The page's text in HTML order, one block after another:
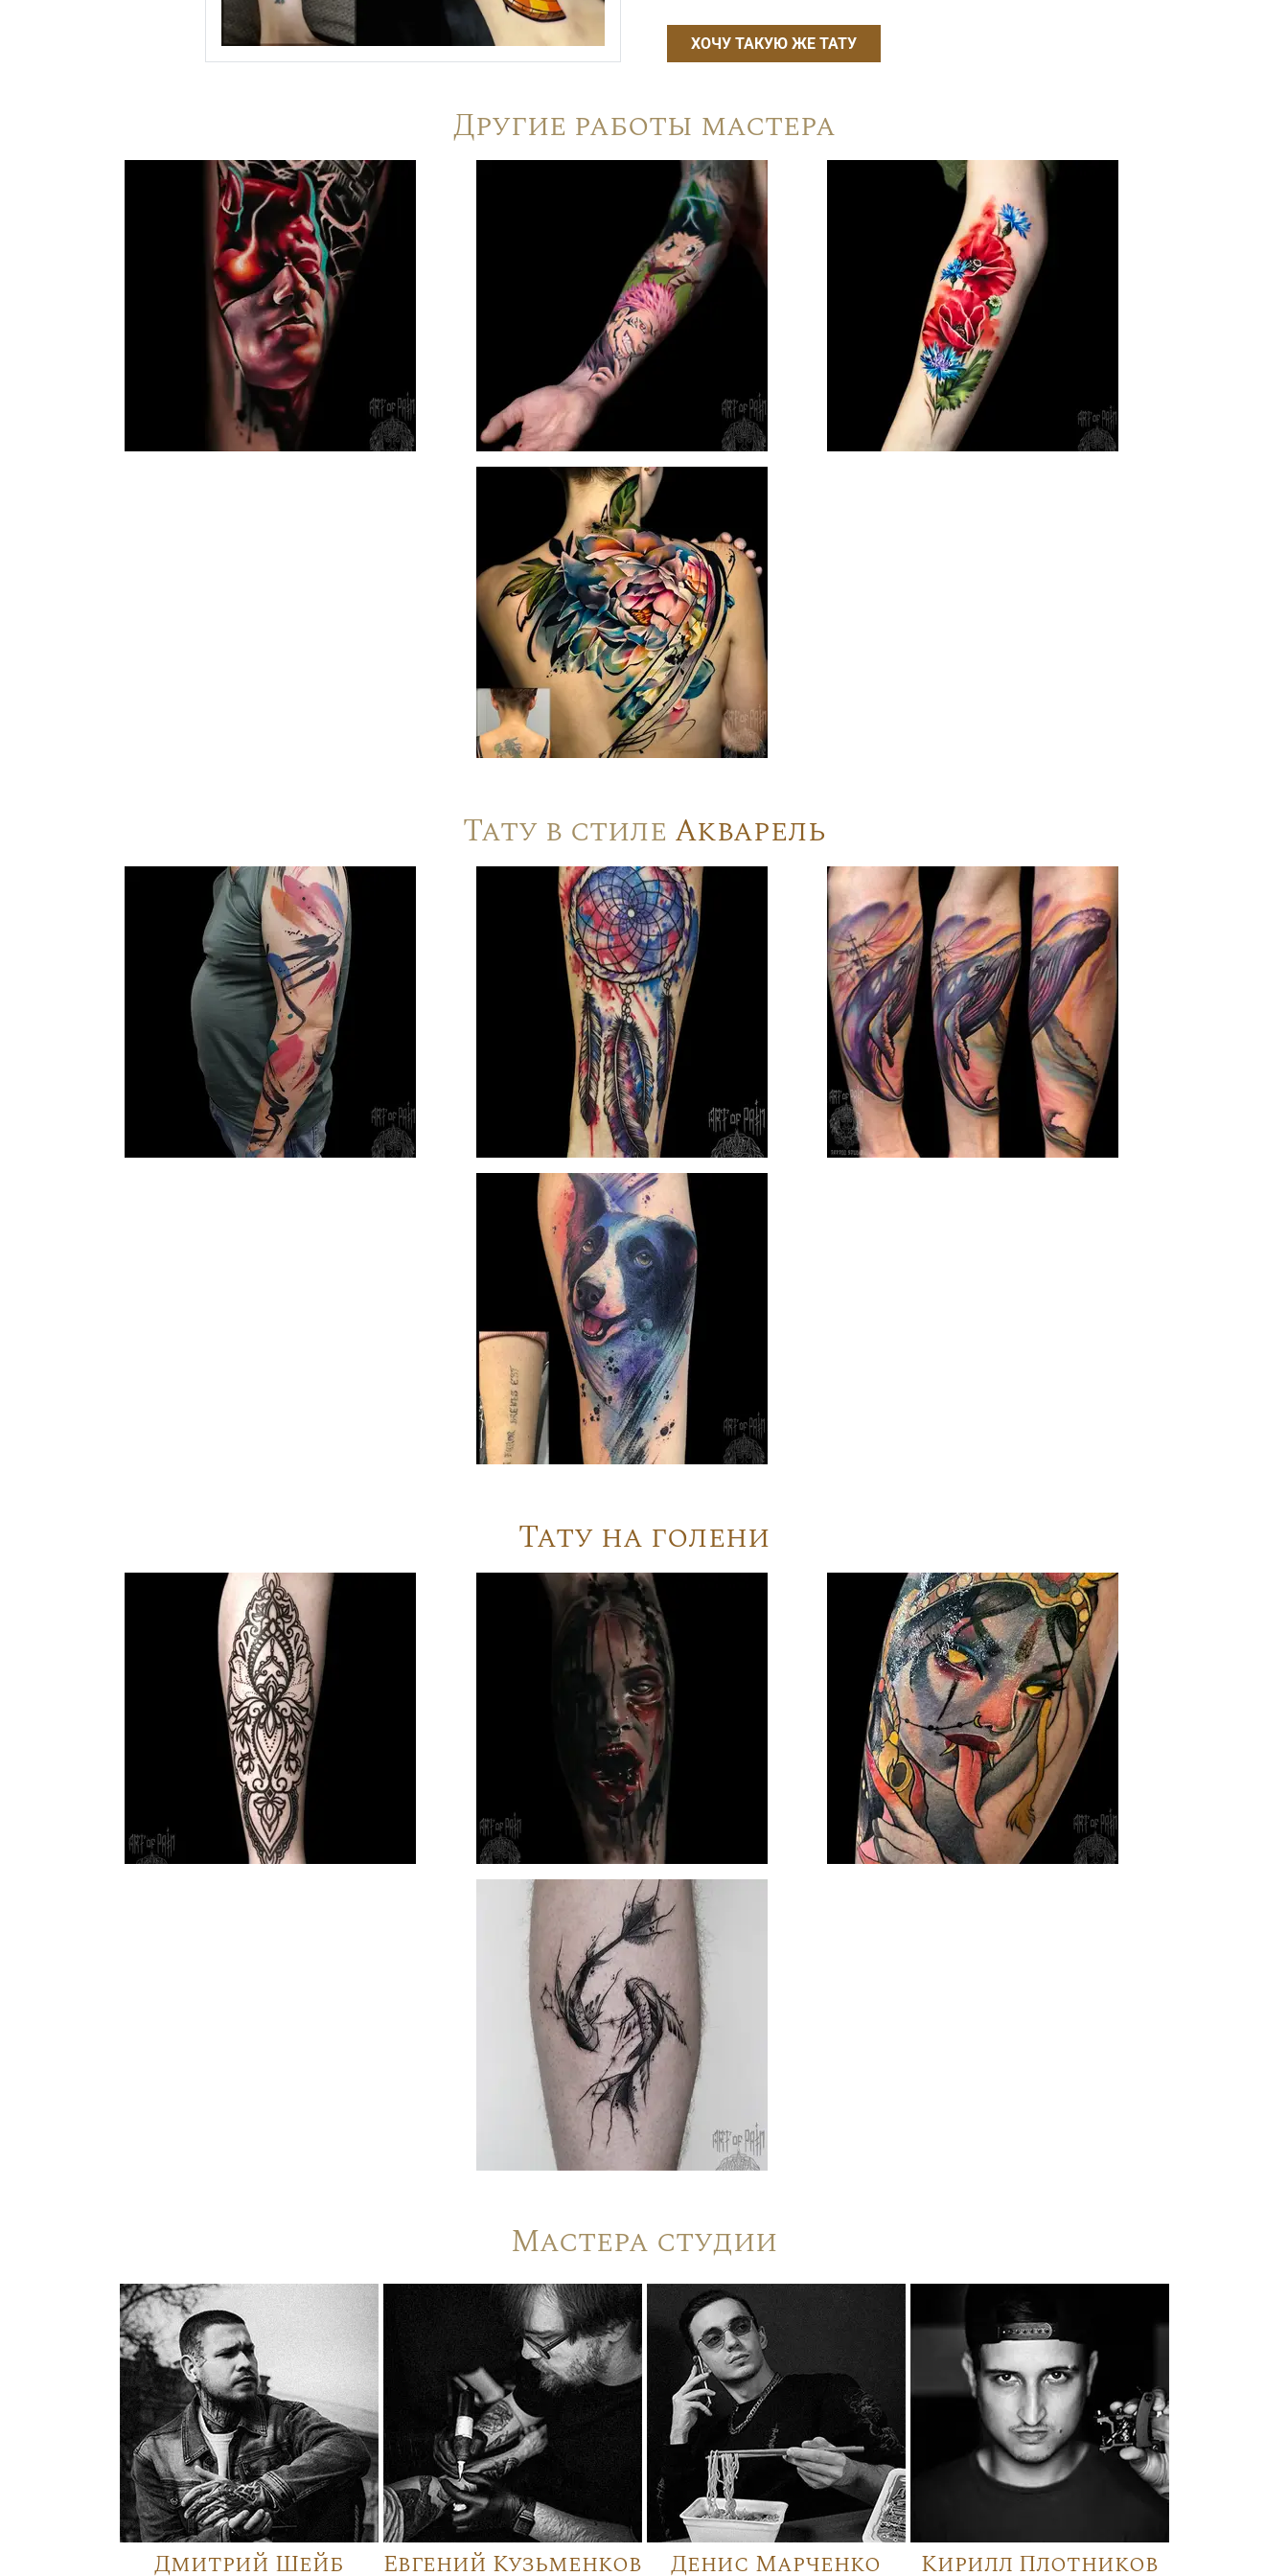
ХОЧУ ТАКУЮ ЖЕ ТАТУ
Другие работы мастера
Тату в стиле Акварель
Тату на голени
Мастера студии
Дмитрий Шейб Евгений Кузьменков Денис Марченко Кирилл Плотников